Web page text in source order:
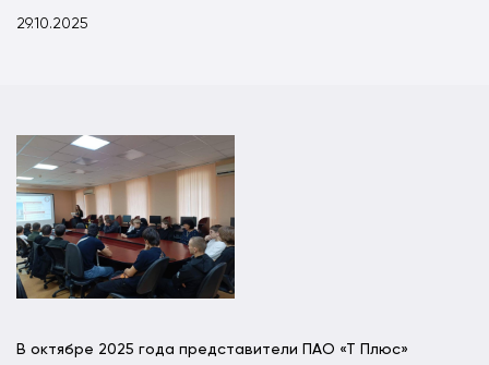
29.10.2025
В октябре 2025 года представители ПАО «Т Плюс»